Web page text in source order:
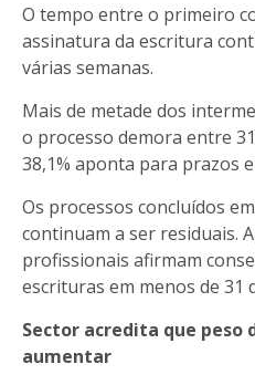
O tempo entre o primeiro
assinatura da escritura
várias semanas.
Mais de metade dos
o processo demora entre
38,1% aponta para prazos
Os processos concluídos
continuam a ser residuais.
profissionais afirmam
escrituras em menos de 31
Sector acredita que peso
aumentar